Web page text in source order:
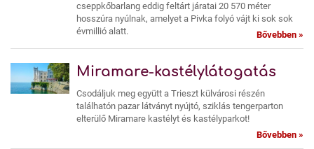
cseppkőbarlang eddig feltárt járatai 20 570 méter
hosszúra nyúlnak, amelyet a Pivka folyó vájt ki sok sok
évmillió alatt.
Bővebben »
Miramare-kastélylátogatás
Csodáljuk meg együtt a Trieszt külvárosi részén
találhatón pazar látványt nyújtó, sziklás tengerparton
elterülő Miramare kastélyt és kastélyparkot!
Bővebben »